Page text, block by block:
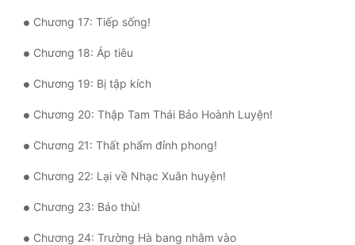
Trùng Sinh
Trọng Sinh
Chương 17: Tiếp sống!
Chương 18: Áp tiêu
Chương 19: Bị tập kích
Chương 20: Thập Tam Thái Bảo Hoành Luyện!
Chương 21: Thất phẩm đỉnh phong!
Chương 22: Lại về Nhạc Xuân huyện!
Chương 23: Báo thù!
Chương 24: Trường Hà bang nhằm vào